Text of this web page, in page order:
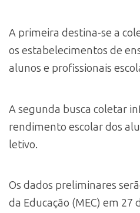
A primeira destina-se a
os estabelecimentos de
alunos e profissionais
A segunda busca coletar
rendimento escolar dos
letivo.
Os dados preliminares
da Educação (MEC) em 27